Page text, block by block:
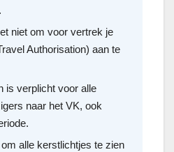
niet om voor vertrek je
Authorisation) aan te
is verplicht voor alle
naar het VK, ook
alle kerstlichtjes te zien